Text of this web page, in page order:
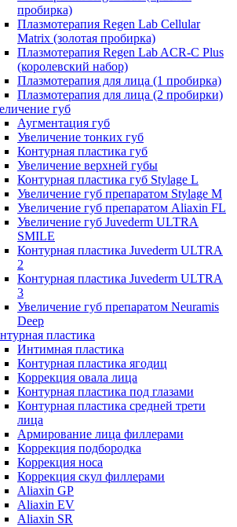
пробирка)
Плазмотерапия Regen Lab Cellular
Matrix (золотая пробирка)
Плазмотерапия Regen Lab ACR-C Plus
(королевский набор)
Плазмотерапия для лица (1 пробирка)
Плазмотерапия для лица (2 пробирки)
губ
Аугментация губ
Увеличение тонких губ
Контурная пластика губ
Увеличение верхней губы
Контурная пластика губ Stylage L
Увеличение губ препаратом Stylage M
Увеличение губ препаратом Aliaxin FL
Увеличение губ Juvederm ULTRA
SMILE
Контурная пластика Juvederm ULTRA
2
Контурная пластика Juvederm ULTRA
3
Увеличение губ препаратом Neuramis
Deep
пластика
Интимная пластика
Контурная пластика ягодиц
Коррекция овала лица
Контурная пластика под глазами
Контурная пластика средней трети
лица
Армирование лица филлерами
Коррекция подбородка
Коррекция носа
Коррекция скул филлерами
Aliaxin GP
Aliaxin EV
Aliaxin SR